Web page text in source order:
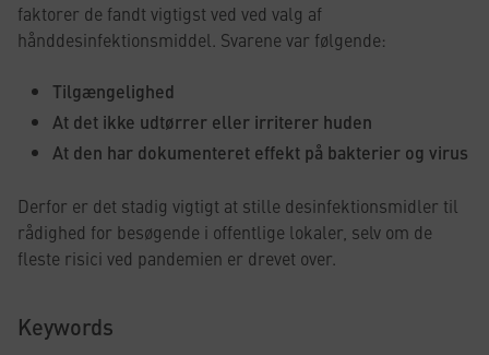
faktorer de fandt vigtigst ved ved valg af
hånddesinfektionsmiddel. Svarene var følgende:
Tilgængelighed
At det ikke udtørrer eller irriterer huden
At den har dokumenteret effekt på bakterier og virus
Derfor er det stadig vigtigt at stille desinfektionsmidler til
rådighed for besøgende i offentlige lokaler, selv om de
fleste risici ved pandemien er drevet over.
Keywords